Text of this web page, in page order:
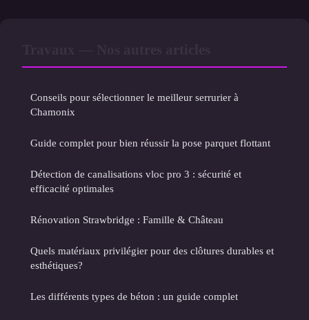
Conseils pour sélectionner le meilleur serrurier à
Chamonix
Guide complet pour bien réussir la pose parquet flottant
Détection de canalisations vloc pro 3 : sécurité et
efficacité optimales
Rénovation Strawbridge : Famille & Château
Quels matériaux privilégier pour des clôtures durables et
esthétiques?
Les différents types de béton : un guide complet